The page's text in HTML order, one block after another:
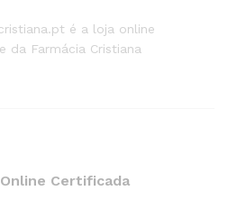
é a loja online
da Farmácia Cristiana
Certificada